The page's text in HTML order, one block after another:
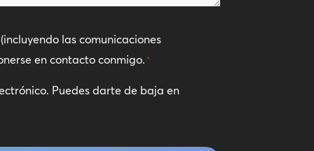
(incluyendo las comunicaciones
en contacto conmigo. *
Puedes darte de baja en